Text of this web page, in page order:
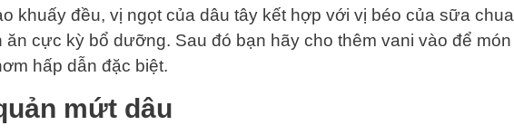
khuấy đều, vị ngọt của dâu tây kết hợp với vị béo của sữa chua
ăn cực kỳ bổ dưỡng. Sau đó bạn hãy cho thêm vani vào để món
hấp dẫn đặc biệt.
mứt dâu